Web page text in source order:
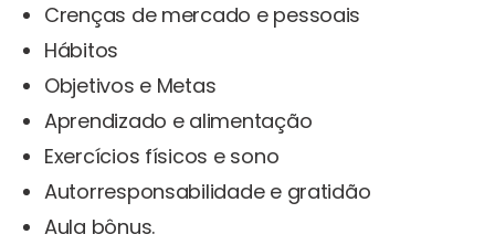
Crenças de mercado e pessoais
Hábitos
Objetivos e Metas
Aprendizado e alimentação
Exercícios físicos e sono
Autorresponsabilidade e gratidão
Aula bônus.